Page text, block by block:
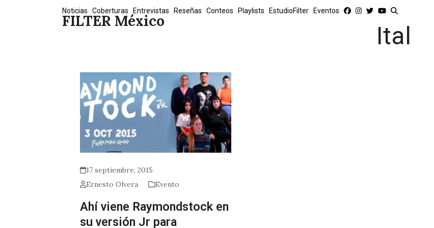
FILTER México
Noticias Coberturas Entrevistas Reseñas Conteos Playlists EstudioFilter Eventos
Ital
17 septiembre, 2015
Ernesto Olvera
Evento
Ahí viene Raymondstock en
su versión Jr para